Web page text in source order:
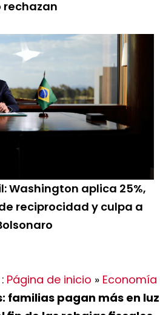
rechazan
Washington aplica 25%,
reciprocidad y culpa a
Página de inicio » Economía
familias pagan más en luz